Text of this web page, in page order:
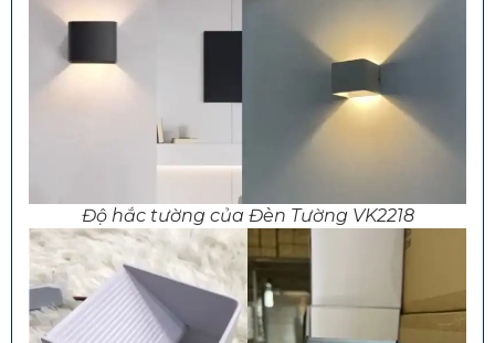
Độ hắc tường của Đèn Tường VK2218